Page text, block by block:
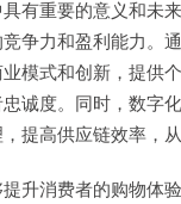
有重要的意义和未
争力和盈利能力。
模式和创新，提供
诚度。同时，数字
提高供应链效率，
升消费者的购物体